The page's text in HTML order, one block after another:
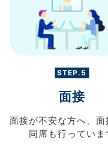
STEP.5
面接
面接が不安な方へ、 面
同席も行っていま